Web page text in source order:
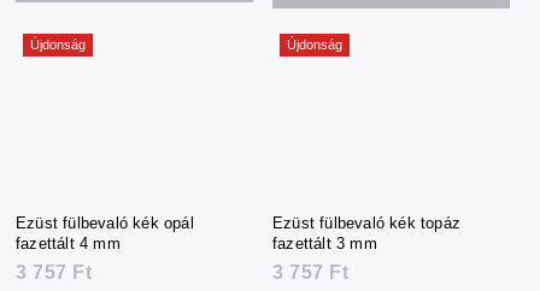
Újdonság
Ezüst fülbevaló kék opál
fazettált 4 mm
3 757 Ft
Újdonság
Ezüst fülbevaló kék topáz
fazettált 3 mm
3 757 Ft